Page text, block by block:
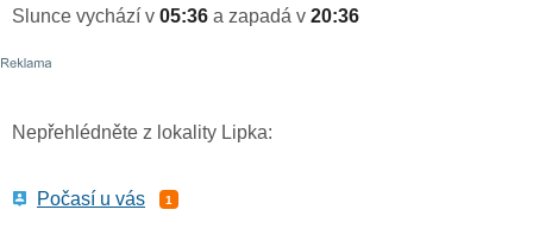
Slunce vychází v 05:36 a zapadá v 20:36
Nepřehlédněte z lokality Lipka:
Počasí u vás 1